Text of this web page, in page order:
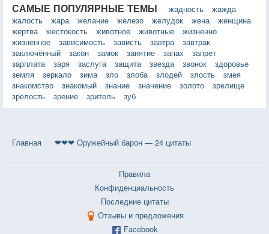
САМЫЕ ПОПУЛЯРНЫЕ ТЕМЫ жадность
жажда
жалость
жара желание железо желудок жена
женщина
жертва
жестокость животное животные
жизненно
жизненное
зависимость зависть завтра
завтрак
заключённый
закон замок занятие запах
запрет
зарплата
заря заслуга защита звезда звонок
здоровье
земля
зеркало зима зло злоба злодей злость
змея
знакомство
знакомый знание значение золото
зрелище
зрелость
зрение зритель зуб
Главная ❤❤❤ Оружейный барон — 24 цитаты
Правила
Конфиденциальность
Последние цитаты
Отзывы и предложения
Facebook